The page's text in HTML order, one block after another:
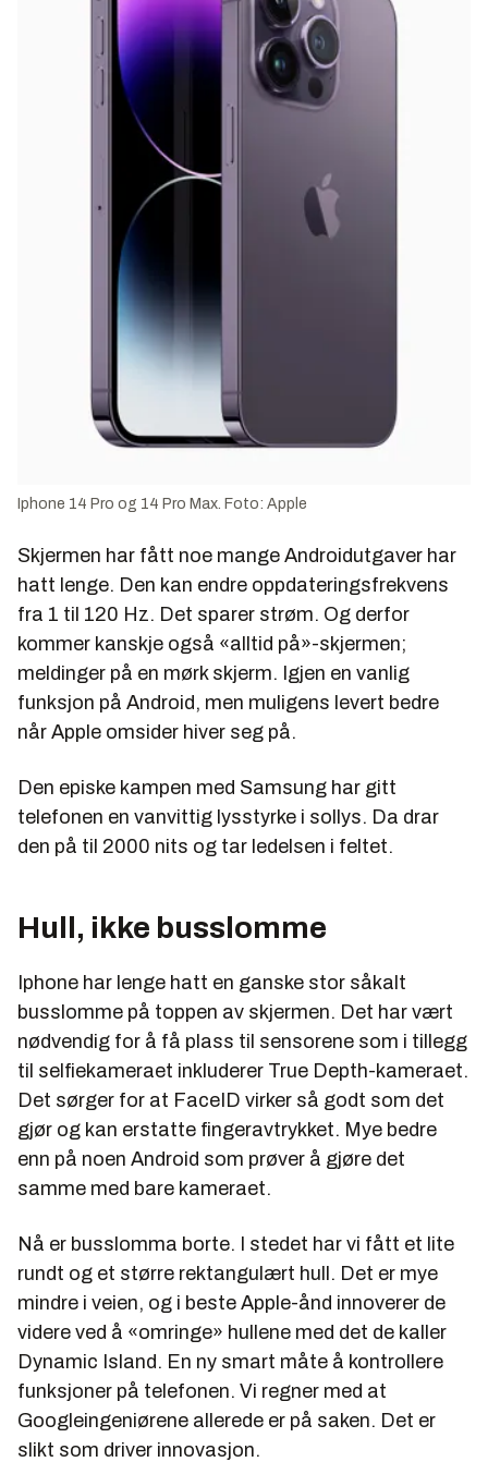
Iphone 14 Pro og 14 Pro Max. Foto: Apple
Skjermen har fått noe mange Androidutgaver har
hatt lenge. Den kan endre oppdateringsfrekvens
fra 1 til 120 Hz. Det sparer strøm. Og derfor
kommer kanskje også «alltid på»-skjermen;
meldinger på en mørk skjerm. Igjen en vanlig
funksjon på Android, men muligens levert bedre
når Apple omsider hiver seg på.
Den episke kampen med Samsung har gitt
telefonen en vanvittig lysstyrke i sollys. Da drar
den på til 2000 nits og tar ledelsen i feltet.
Hull, ikke busslomme
Iphone har lenge hatt en ganske stor såkalt
busslomme på toppen av skjermen. Det har vært
nødvendig for å få plass til sensorene som i tillegg
til selfiekameraet inkluderer True Depth-kameraet.
Det sørger for at FaceID virker så godt som det
gjør og kan erstatte fingeravtrykket. Mye bedre
enn på noen Android som prøver å gjøre det
samme med bare kameraet.
Nå er busslomma borte. I stedet har vi fått et lite
rundt og et større rektangulært hull. Det er mye
mindre i veien, og i beste Apple-ånd innoverer de
videre ved å «omringe» hullene med det de kaller
Dynamic Island. En ny smart måte å kontrollere
funksjoner på telefonen. Vi regner med at
Googleingeniørene allerede er på saken. Det er
slikt som driver innovasjon.